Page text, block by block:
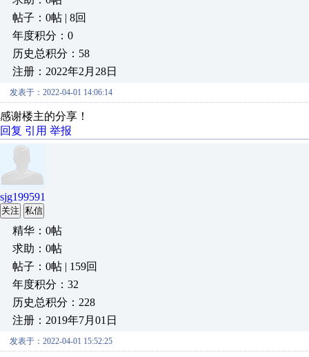
帖子：0帖 | 8回
年度积分：0
历史总积分：58
注册：2022年2月28日
发表于：2022-04-01 14:06:14
感谢楼主的分享！
回复 引用 举报
sjg199591
关注 私信
精华：0帖
求助：0帖
帖子：0帖 | 159回
年度积分：32
历史总积分：228
注册：2019年7月01日
发表于：2022-04-01 15:52:25